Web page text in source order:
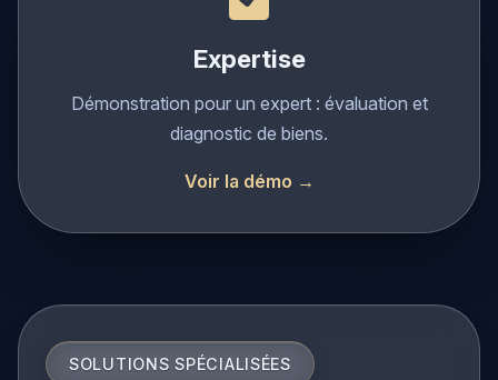
Expertise
Démonstration pour un expert : évaluation et
diagnostic de biens.